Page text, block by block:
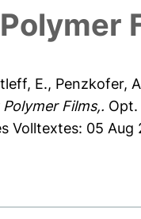
E., Penzkofer,
Films,. Opt.
Volltextes: 05 Aug